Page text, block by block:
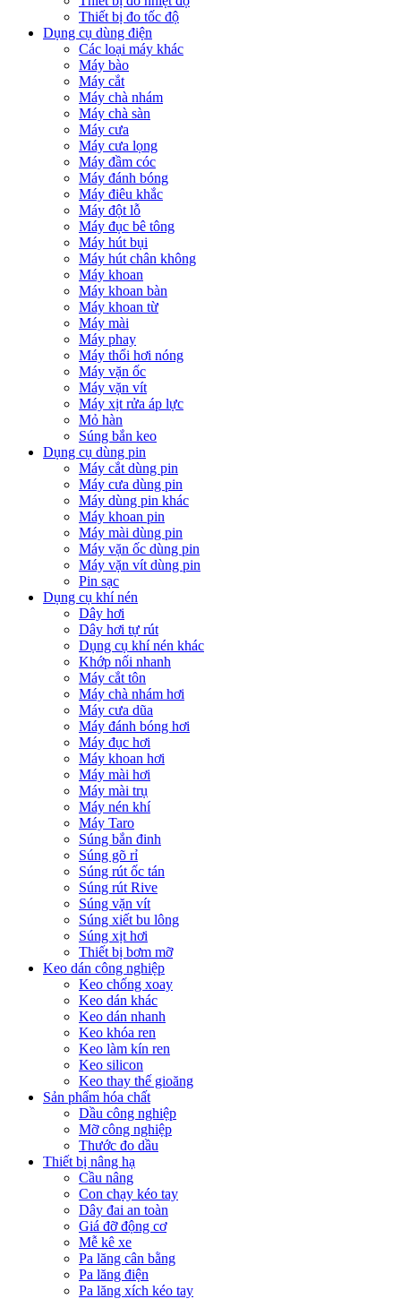
Thiết bị đo tốc độ
Dụng cụ dùng điện
Các loại máy khác
Máy bào
Máy cắt
Máy chà nhám
Máy chà sàn
Máy cưa
Máy cưa lọng
Máy đầm cóc
Máy đánh bóng
Máy điêu khắc
Máy đột lỗ
Máy đục bê tông
Máy hút bụi
Máy hút chân không
Máy khoan
Máy khoan bàn
Máy khoan từ
Máy mài
Máy phay
Máy thổi hơi nóng
Máy vặn ốc
Máy vặn vít
Máy xịt rửa áp lực
Mỏ hàn
Súng bắn keo
Dụng cụ dùng pin
Máy cắt dùng pin
Máy cưa dùng pin
Máy dùng pin khác
Máy khoan pin
Máy mài dùng pin
Máy vặn ốc dùng pin
Máy vặn vít dùng pin
Pin sạc
Dụng cụ khí nén
Dây hơi
Dây hơi tự rút
Dụng cụ khí nén khác
Khớp nối nhanh
Máy cắt tôn
Máy chà nhám hơi
Máy cưa dũa
Máy đánh bóng hơi
Máy đục hơi
Máy khoan hơi
Máy mài hơi
Máy mài trụ
Máy nén khí
Máy Taro
Súng bắn đinh
Súng gõ rỉ
Súng rút ốc tán
Súng rút Rive
Súng vặn vít
Súng xiết bu lông
Súng xịt hơi
Thiết bị bơm mỡ
Keo dán công nghiệp
Keo chống xoay
Keo dán khác
Keo dán nhanh
Keo khóa ren
Keo làm kín ren
Keo silicon
Keo thay thế gioăng
Sản phẩm hóa chất
Dầu công nghiệp
Mỡ công nghiệp
Thước đo dầu
Thiết bị nâng hạ
Cầu nâng
Con chạy kéo tay
Dây đai an toàn
Giá đỡ động cơ
Mễ kê xe
Pa lăng cân bằng
Pa lăng điện
Pa lăng xích kéo tay